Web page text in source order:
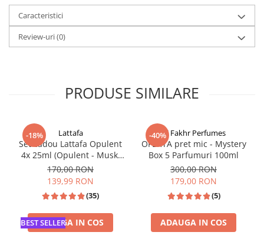
Caracteristici
Review-uri(0)
PRODUSE SIMILARE
-18%
BEST SELLER
Lattafa
Set cadou Lattafa Opulent
4x 25ml (Opulent - Musk,
Oud, Red, Dubai)
170,00 RON
139,99 RON
(35)
ADAUGA IN COS
-40%Al Fakhr Perfumes
OFERTA pret mic - Mystery
Box 5 Parfumuri 100ml
300,00 RON
179,00 RON
(5)
ADAUGA IN COS